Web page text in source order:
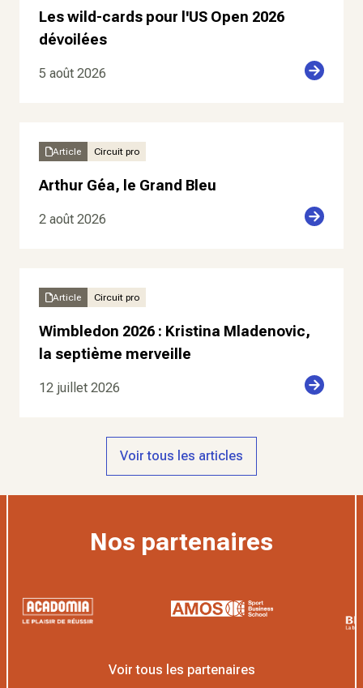
Les wild-cards pour l'US Open 2026
dévoilées
5 août 2026
Article Circuit pro
Arthur Géa, le Grand Bleu
2 août 2026
Article Circuit pro
Wimbledon 2026 : Kristina Mladenovic,
la septième merveille
12 juillet 2026
Voir tous les articles
Nos partenaires
Voir tous les partenaires